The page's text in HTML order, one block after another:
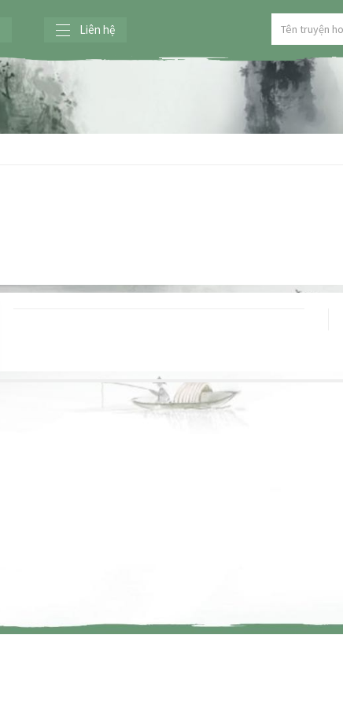
Liên hệ